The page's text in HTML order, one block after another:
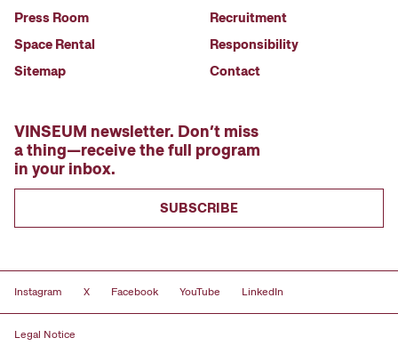
Press Room
Space Rental
Sitemap
Recruitment
Responsibility
Contact
VINSEUM newsletter. Don’t miss
a thing—receive the full program
in your inbox.
SUBSCRIBE
Instagram X Facebook YouTube LinkedIn
Legal Notice